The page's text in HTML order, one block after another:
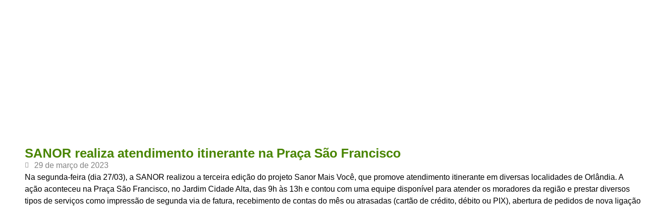
SANOR realiza atendimento itinerante na Praça São Francisco
29 de março de 2023
Na segunda-feira (dia 27/03), a SANOR realizou a terceira edição do projeto Sanor Mais Você, que promove atendimento itinerante em diversas localidades de Orlândia. A
ação aconteceu na Praça São Francisco, no Jardim Cidade Alta, das 9h às 13h e contou com uma equipe disponível para atender os moradores da região e prestar diversos
tipos de serviços como impressão de segunda via de fatura, recebimento de contas do mês ou atrasadas (cartão de crédito, débito ou PIX), abertura de pedidos de nova ligação